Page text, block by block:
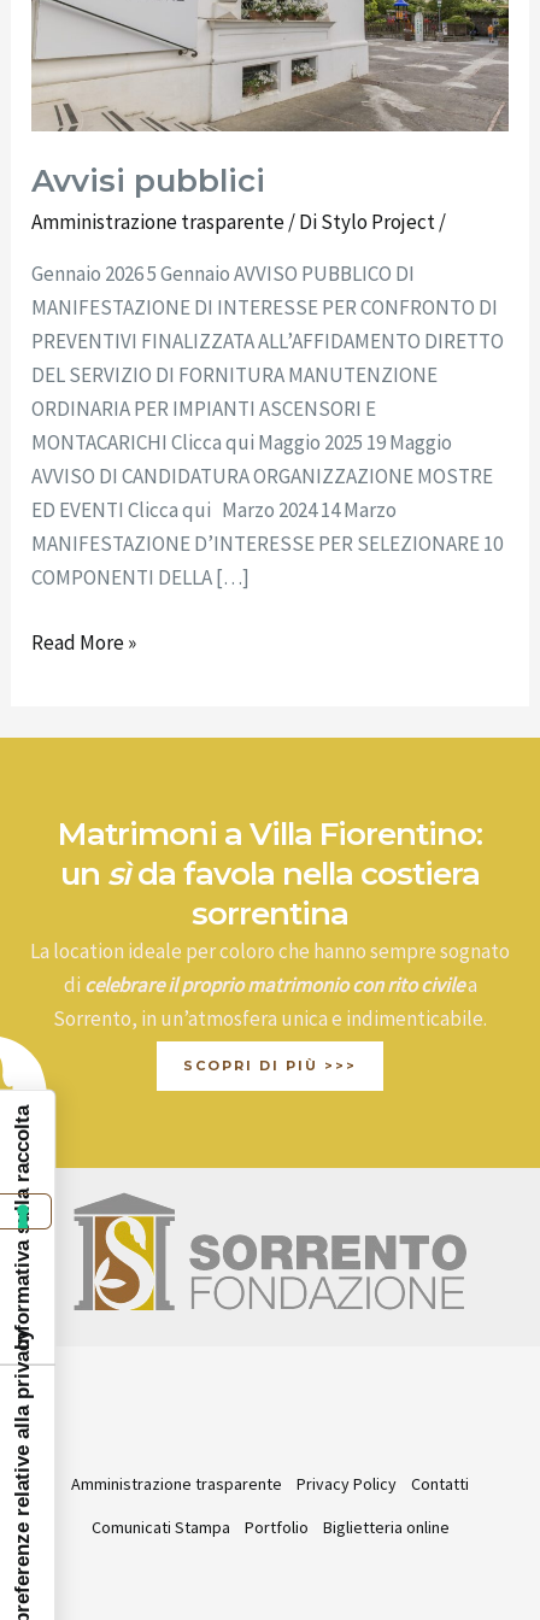
Avvisi pubblici
Amministrazione trasparente/ DiStylo Project/
Gennaio 2026 5 Gennaio AVVISO PUBBLICO DI
MANIFESTAZIONE DI INTERESSE PER CONFRONTO DI
PREVENTIVI FINALIZZATA ALL’AFFIDAMENTO DIRETTO
DEL SERVIZIO DI FORNITURA MANUTENZIONE
ORDINARIA PER IMPIANTI ASCENSORI E
MONTACARICHI Clicca qui Maggio 2025 19 Maggio
AVVISO DI CANDIDATURA ORGANIZZAZIONE MOSTRE
ED EVENTI Clicca qui Marzo 2024 14 Marzo
MANIFESTAZIONE D’INTERESSE PER SELEZIONARE 10
COMPONENTI DELLA […]
Read More »
Matrimoni a Villa Fiorentino:
un sìda favola nella costiera
sorrentina
La location ideale per coloro che hanno sempre sognato
di celebrare il proprio matrimonio con rito civilea
Sorrento, in un’atmosfera unica e indimenticabile.
SCOPRI DI PIÙ >>>
Amministrazione trasparente Privacy Policy
Contatti
Comunicati Stampa
Portfolio Biglietteria online
Le tue preferenze relative alla privacy
Informativa sulla raccolta